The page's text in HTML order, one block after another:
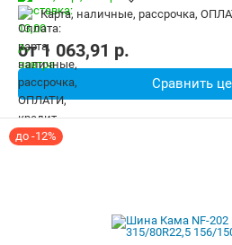
карта, наличные, рассрочка,
от1 063,91 p.
Сравнить
до -12%